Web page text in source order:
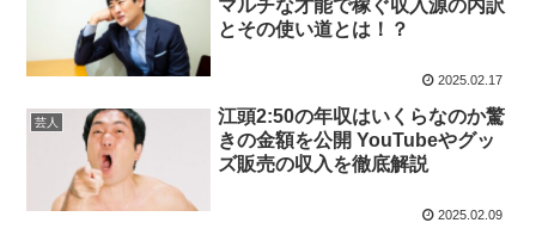
マルチな才能で稼ぐ収入源の内訳
とその使い道とは！？
2025.02.17
芸人
江頭2:50の年収はいくらなのか驚
きの金額を公開 YouTubeやグッ
ズ販売の収入を徹底解説
2025.02.09